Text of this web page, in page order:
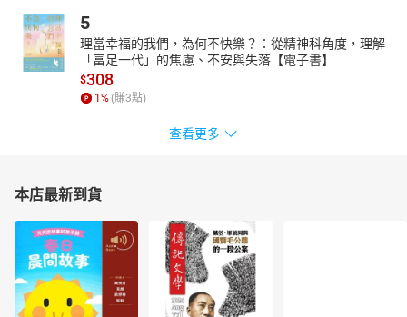
5
理當幸福的我們，為何不快樂？：從精神科角度，理解
「富足一代」的焦慮、不安與失落【電子書】
$308
1 % (賺3點)
查看更多
本店最新到貨